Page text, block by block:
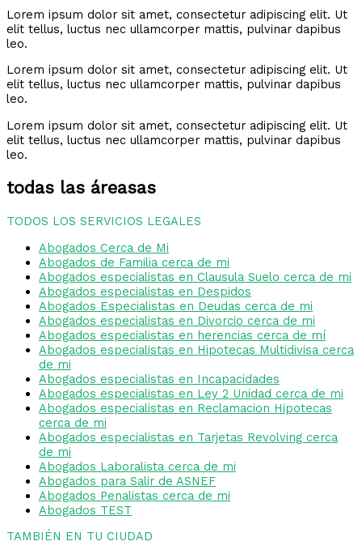
Lorem ipsum dolor sit amet, consectetur adipiscing elit. Ut
elit tellus, luctus nec ullamcorper mattis, pulvinar dapibus
leo.
Lorem ipsum dolor sit amet, consectetur adipiscing elit. Ut
elit tellus, luctus nec ullamcorper mattis, pulvinar dapibus
leo.
Lorem ipsum dolor sit amet, consectetur adipiscing elit. Ut
elit tellus, luctus nec ullamcorper mattis, pulvinar dapibus
leo.
todas las áreasas
TODOS LOS SERVICIOS LEGALES
Abogados Cerca de Mi
Abogados de Familia cerca de mi
Abogados especialistas en Clausula Suelo cerca de mi
Abogados especialistas en Despidos
Abogados Especialistas en Deudas cerca de mi
Abogados especialistas en Divorcio cerca de mi
Abogados especialistas en herencias cerca de mí
Abogados especialistas en Hipotecas Multidivisa cerca
de mi
Abogados especialistas en Incapacidades
Abogados especialistas en Ley 2 Unidad cerca de mi
Abogados especialistas en Reclamacion Hipotecas
cerca de mi
Abogados especialistas en Tarjetas Revolving cerca
de mi
Abogados Laboralista cerca de mi
Abogados para Salir de ASNEF
Abogados Penalistas cerca de mi
Abogados TEST
TAMBIÉN EN TU CIUDAD